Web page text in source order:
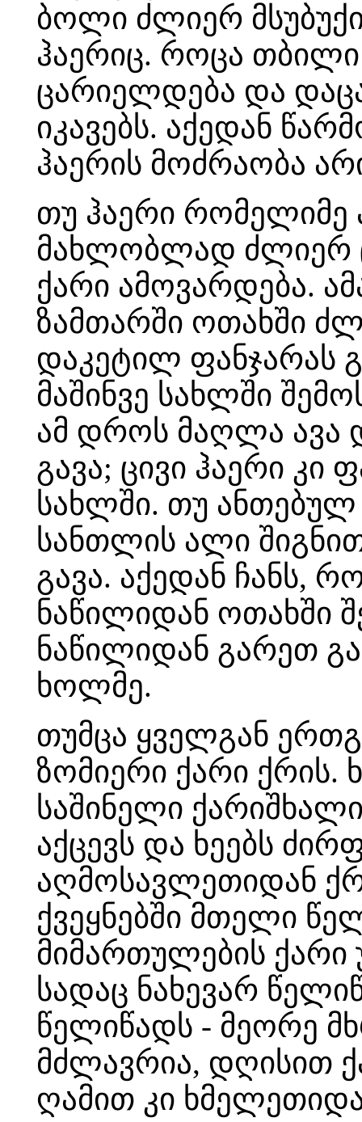
ბოლი ძლიერ
ჰაერიც. როცა
ცარიელდება და
იკავებს. აქედან
ჰაერის მოძრაობა
თუ ჰაერი
მახლობლად ძლიერ
ქარი ამოვარდება.
ზამთარში ოთახში
დაკეტილ ფანჯარას
მაშინვე სახლში
ამ დროს მაღლა ავა
გავა; ცივი ჰაერი კი
სახლში. თუ
სანთლის ალი
გავა. აქედან ჩანს,
ნაწილიდან ოთახში
ნაწილიდან გარეთ
ხოლმე.
თუმცა ყველგან
ზომიერი ქარი ქრის.
საშინელი
აქცევს და ხეებს
აღმოსავლეთიდან
ქვეყნებში მთელი
მიმართულების ქარი
სადაც ნახევარ
წელიწადს - მეორე
მძლავრია, დღისით
ღამით კი